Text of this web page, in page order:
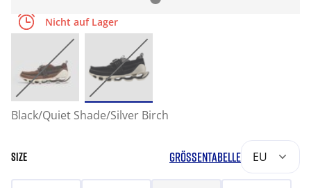
Nicht auf Lager
Black/Quiet Shade/Silver Birch
SIZE GRÖSSENTABELLE EU